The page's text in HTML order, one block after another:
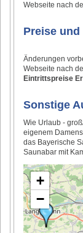
Webseite nach
Preise
Änderungen
Webseite nach
Eintrittspreise
Sonstige
Wie Urlaub -
eigenem
das Bayerische
Saunabar mit
+
−